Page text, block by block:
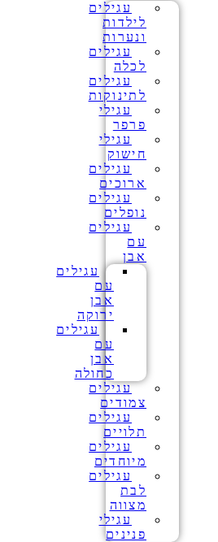
עגילים
לילדות
ונערות
עגילים
לכלה
עגילים
לתינוקות
עגילי
פרפר
עגילי
חישוק
עגילים
ארוכים
עגילים
נופלים
עגילים
עם
אבן
עגילים
עם
אבן
ירוקה
עגילים
עם
אבן
כחולה
עגילים
צמודים
עגילים
תלויים
עגילים
מיוחדים
עגילים
לבת
מצווה
עגילי
פנינים